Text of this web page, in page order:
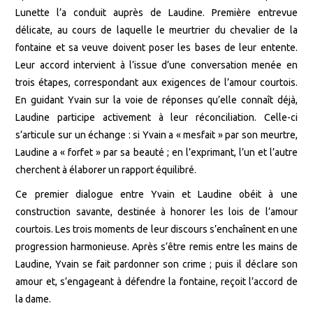
Lunette l’a conduit auprès de Laudine. Première entrevue
délicate, au cours de laquelle le meurtrier du chevalier de la
fontaine et sa veuve doivent poser les bases de leur entente.
Leur accord intervient à l’issue d’une conversation menée en
trois étapes, correspondant aux exigences de l’amour courtois.
En guidant Yvain sur la voie de réponses qu’elle connaît déjà,
Laudine participe activement à leur réconciliation. Celle-ci
s’articule sur un échange : si Yvain a « mesfait » par son meurtre,
Laudine a « forfet » par sa beauté ; en l’exprimant, l’un et l’autre
cherchent à élaborer un rapport équilibré.
Ce premier dialogue entre Yvain et Laudine obéit à une
construction savante, destinée à honorer les lois de l’amour
courtois. Les trois moments de leur discours s’enchaînent en une
progression harmonieuse. Après s’être remis entre les mains de
Laudine, Yvain se fait pardonner son crime ; puis il déclare son
amour et, s’engageant à défendre la fontaine, reçoit l’accord de
la dame.